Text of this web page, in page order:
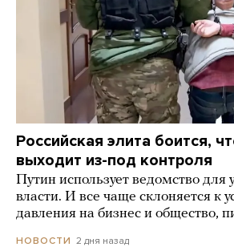
Российская элита боится,
выходит из-под контроля
Путин использует ведомство для
власти. И все чаще склоняется к
давления на бизнес и общество,
НОВОСТИ 2 дня назад